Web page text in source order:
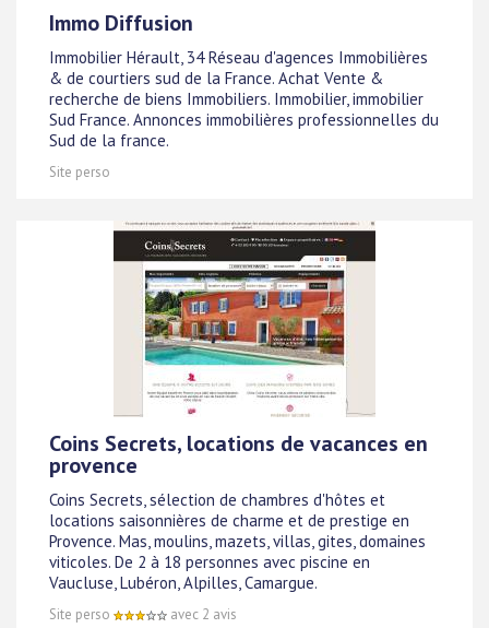
Immo Diffusion
Immobilier Hérault, 34 Réseau d'agences Immobilières
& de courtiers sud de la France. Achat Vente &
recherche de biens Immobiliers. Immobilier, immobilier
Sud France. Annonces immobilières professionnelles du
Sud de la france.
Site perso
Coins Secrets, locations de vacances en
provence
Coins Secrets, sélection de chambres d'hôtes et
locations saisonnières de charme et de prestige en
Provence. Mas, moulins, mazets, villas, gites, domaines
viticoles. De 2 à 18 personnes avec piscine en
Vaucluse, Lubéron, Alpilles, Camargue.
Site perso avec 2 avis